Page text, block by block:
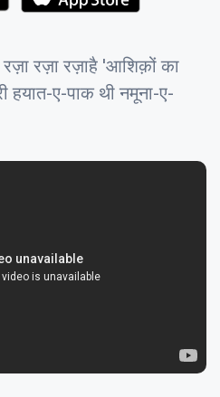
रज़ा रज़ाहै 'आशिक़ों का
हयात-ए-पाक थी नमूना-ए-